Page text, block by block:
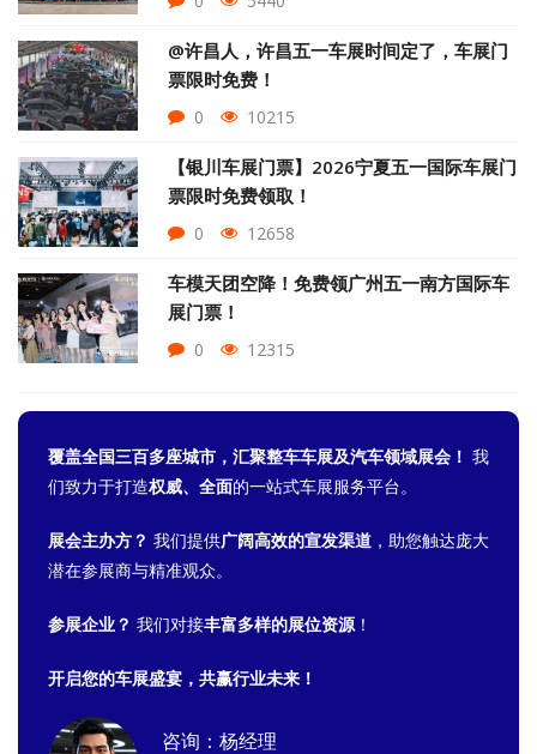
@许昌人，许昌五一车展时间定了，车展门
票限时免费！
0 10215
【银川车展门票】2026宁夏五一国际车展门
票限时免费领取！
0 12658
车模天团空降！免费领广州五一南方国际车
展门票！
0 12315
覆盖全国三百多座城市，汇聚整车车展及汽车领域展会！ 我
们致力于打造权威、全面的一站式车展服务平台。
展会主办方？ 我们提供广阔高效的宣发渠道 ，助您触达庞大
潜在参展商与精准观众。
参展企业？ 我们对接丰富多样的展位资源！
开启您的车展盛宴，共赢行业未来！
咨询：杨经理